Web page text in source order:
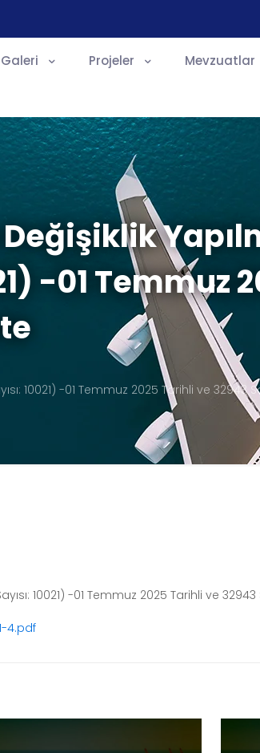
Galeri Projeler Mevzuatlar
-01 Temmuz
10021) -01 Temmuz 2025 Tarihli ve 32943
10021) -01 Temmuz 2025 Tarihli ve 32943
4.pdf